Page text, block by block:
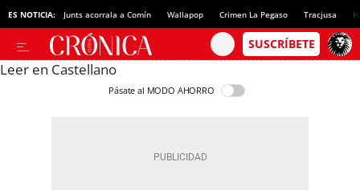
ES NOTICIA: Junts acorrala a Comín Wallapop Crimen La Pegaso Tracjusa
Leer en Castellano
Pásate al MODO AHORRO